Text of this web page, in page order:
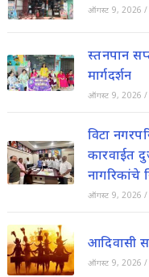
ऑगस्ट 9, 2026 /
स्तनपान
मार्गदर्शन
ऑगस्ट 9, 2026 /
विटा
कारवाईत
नागरिकांचे
ऑगस्ट 9, 2026 /
आदिवासी
ऑगस्ट 9, 2026 /